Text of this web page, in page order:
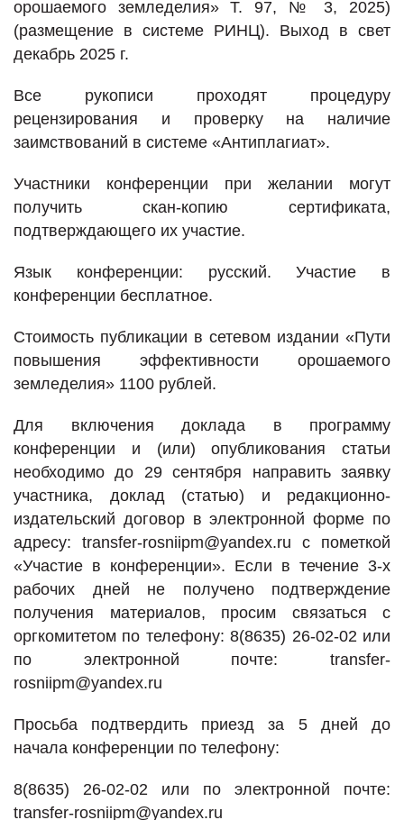
орошаемого земледелия» Т. 97, № 3, 2025)
(размещение в системе РИНЦ). Выход в свет
декабрь 2025 г.
Все рукописи проходят процедуру
рецензирования и проверку на наличие
заимствований в системе «Антиплагиат».
Участники конференции при желании могут
получить скан-копию сертификата,
подтверждающего их участие.
Язык конференции: русский. Участие в
конференции бесплатное.
Стоимость публикации в сетевом издании «Пути
повышения эффективности орошаемого
земледелия» 1100 рублей.
Для включения доклада в программу
конференции и (или) опубликования статьи
необходимо до 29 сентября направить заявку
участника, доклад (статью) и редакционно-
издательский договор в электронной форме по
адресу: transfer-rosniipm@yandex.ru с пометкой
«Участие в конференции». Если в течение 3-х
рабочих дней не получено подтверждение
получения материалов, просим связаться с
оргкомитетом по телефону: 8(8635) 26-02-02 или
по электронной почте: transfer-
rosniipm@yandex.ru
Просьба подтвердить приезд за 5 дней до
начала конференции по телефону:
8(8635) 26-02-02 или по электронной почте:
transfer-rosniipm@yandex.ru